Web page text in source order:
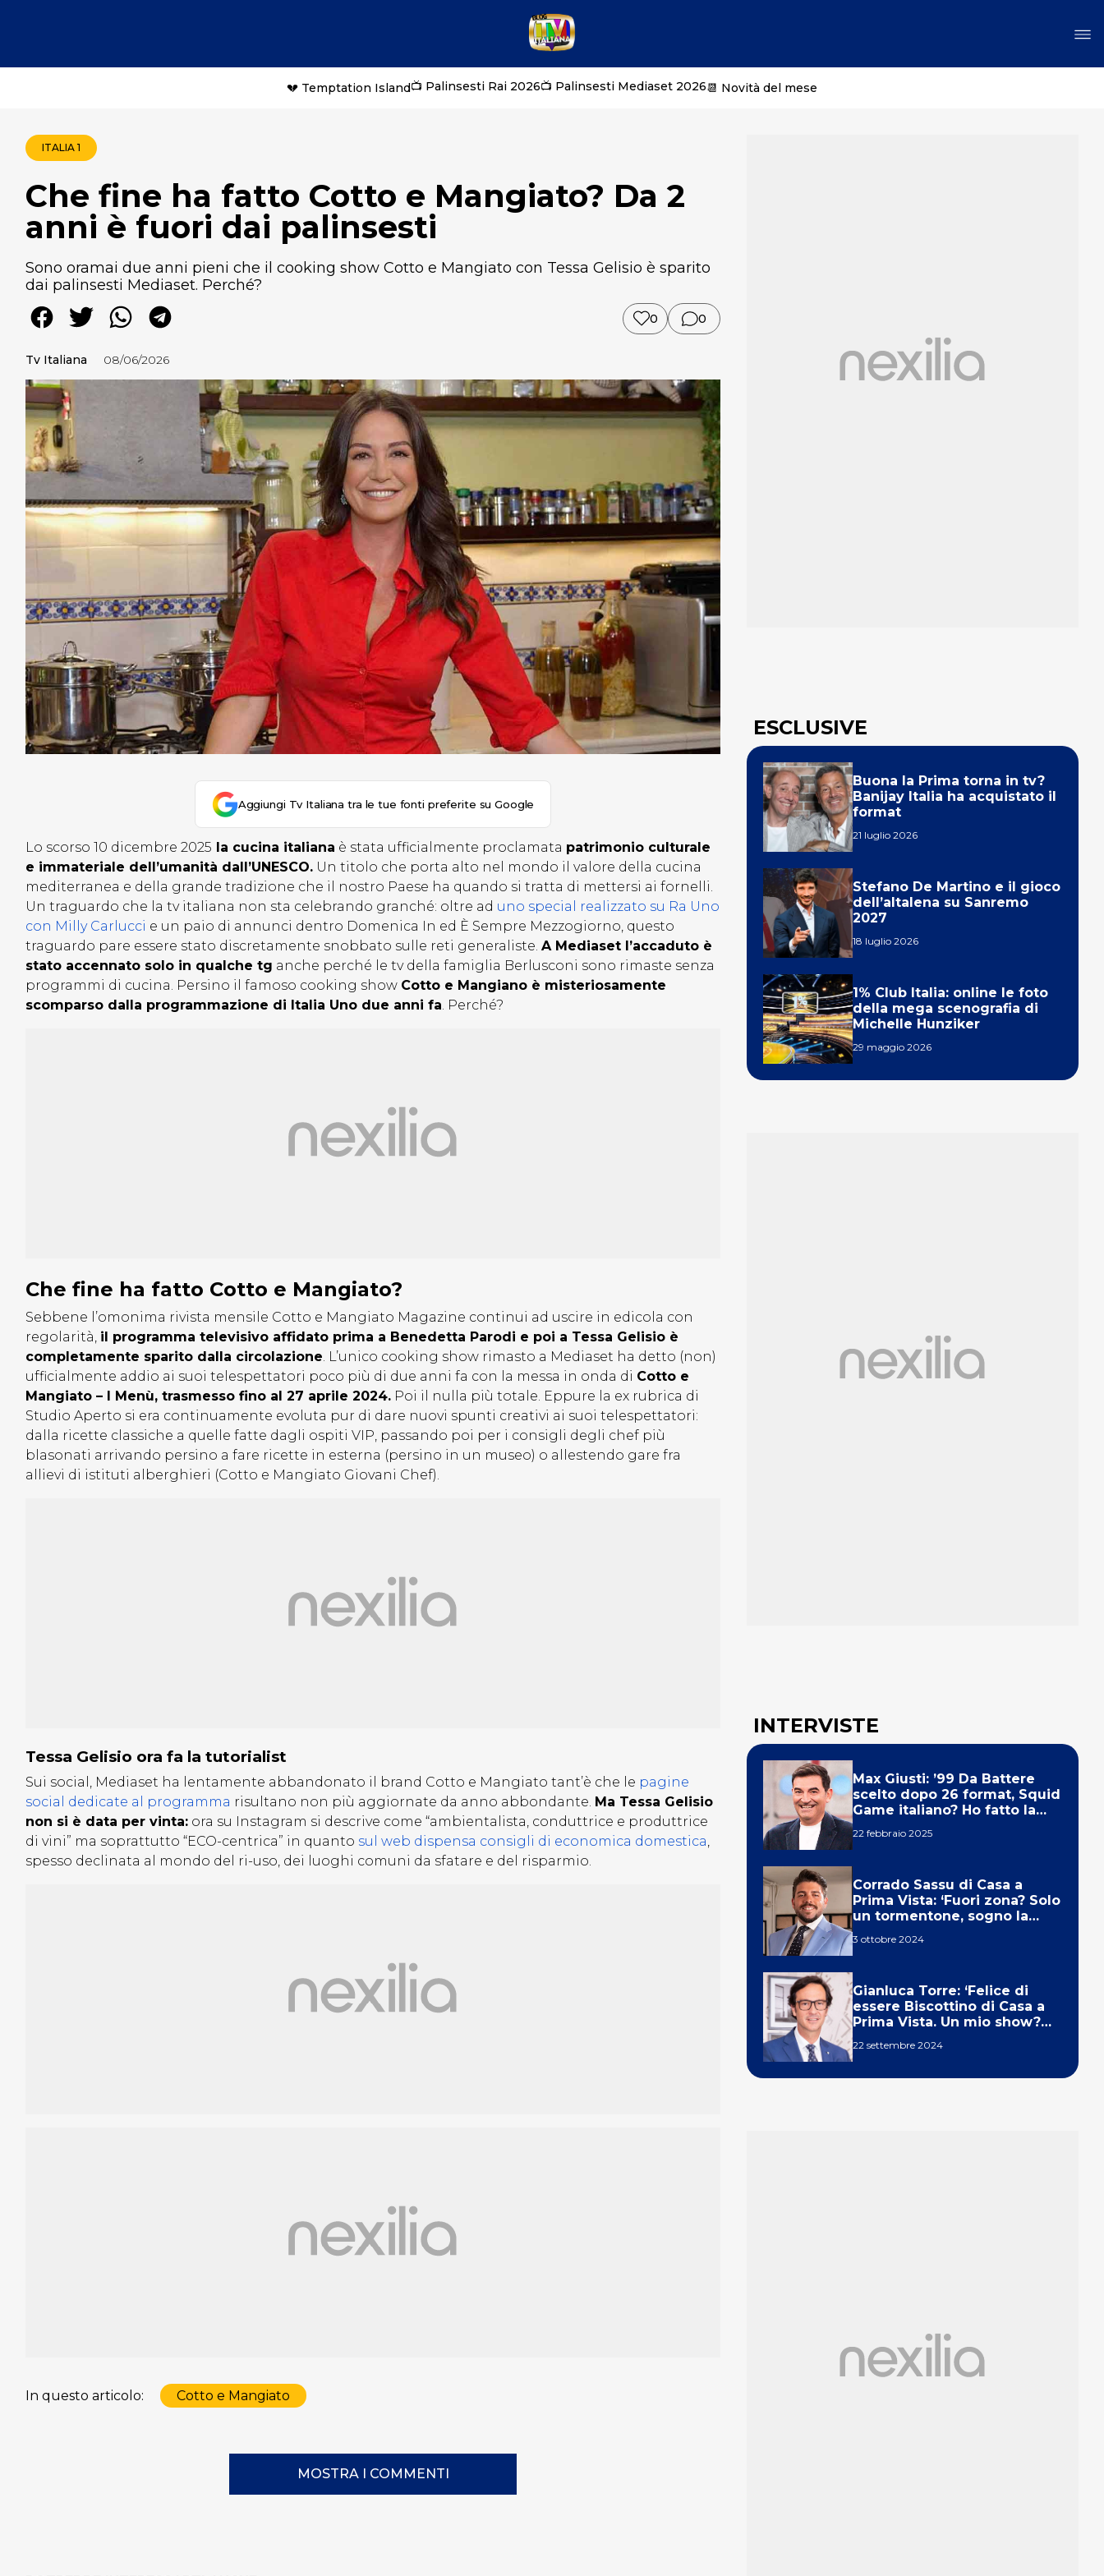
💔 Temptation Island📺 Palinsesti Rai 2026📺 Palinsesti Mediaset 2026📆 Novità del mese
ITALIA 1
Che fine ha fatto Cotto e Mangiato? Da 2
anni è fuori dai palinsesti
Sono oramai due anni pieni che il cooking show Cotto e Mangiato con Tessa Gelisio è sparito
dai palinsesti Mediaset. Perché?
0 0
Tv Italiana 08/06/2026
Aggiungi Tv Italiana tra le tue fonti preferite su Google
Lo scorso 10 dicembre 2025 la cucina italiana è stata ufficialmente proclamata patrimonio culturale
e immateriale dell’umanità dall’UNESCO. Un titolo che porta alto nel mondo il valore della cucina
mediterranea e della grande tradizione che il nostro Paese ha quando si tratta di mettersi ai fornelli.
Un traguardo che la tv italiana non sta celebrando granché: oltre ad uno special realizzato su Ra Uno
con Milly Carlucci e un paio di annunci dentro Domenica In ed È Sempre Mezzogiorno, questo
traguardo pare essere stato discretamente snobbato sulle reti generaliste. A Mediaset l’accaduto è
stato accennato solo in qualche tg anche perché le tv della famiglia Berlusconi sono rimaste senza
programmi di cucina. Persino il famoso cooking show Cotto e Mangiano è misteriosamente
scomparso dalla programmazione di Italia Uno due anni fa . Perché?
Che fine ha fatto Cotto e Mangiato?
Sebbene l’omonima rivista mensile Cotto e Mangiato Magazine continui ad uscire in edicola con
regolarità, il programma televisivo affidato prima a Benedetta Parodi e poi a Tessa Gelisio è
completamente sparito dalla circolazione . L’unico cooking show rimasto a Mediaset ha detto (non)
ufficialmente addio ai suoi telespettatori poco più di due anni fa con la messa in onda di Cotto e
Mangiato – I Menù, trasmesso fino al 27 aprile 2024. Poi il nulla più totale. Eppure la ex rubrica di
Studio Aperto si era continuamente evoluta pur di dare nuovi spunti creativi ai suoi telespettatori:
dalla ricette classiche a quelle fatte dagli ospiti VIP, passando poi per i consigli degli chef più
blasonati arrivando persino a fare ricette in esterna (persino in un museo) o allestendo gare fra
allievi di istituti alberghieri (Cotto e Mangiato Giovani Chef).
Tessa Gelisio ora fa la tutorialist
Sui social, Mediaset ha lentamente abbandonato il brand Cotto e Mangiato tant’è che le pagine
social dedicate al programma risultano non più aggiornate da anno abbondante. Ma Tessa Gelisio
non si è data per vinta: ora su Instagram si descrive come “ambientalista, conduttrice e produttrice
di vini” ma soprattutto “ECO-centrica” in quanto sul web dispensa consigli di economica domestica
spesso declinata al mondo del ri-uso, dei luoghi comuni da sfatare e del risparmio.
In questo articolo: Cotto e Mangiato
MOSTRA I COMMENTI
ESCLUSIVE
Buona la Prima torna in tv?
Banijay Italia ha acquistato il
format
21 luglio 2026
Stefano De Martino e il gioco
dell’altalena su Sanremo
2027
18 luglio 2026
1% Club Italia: online le foto
della mega scenografia di
Michelle Hunziker
29 maggio 2026
INTERVISTE
Max Giusti: ’99 Da Battere
scelto dopo 26 format, Squid
Game italiano? Ho fatto la
22 febbraio 2025
Corrado Sassu di Casa a
Prima Vista: ‘Fuori zona? Solo
un tormentone, sogno la
3 ottobre 2024
Gianluca Torre: ‘Felice di
essere Biscottino di Casa a
Prima Vista. Un mio show?
22 settembre 2024